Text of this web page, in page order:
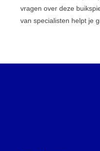
vragen over deze
van specialisten helpt je